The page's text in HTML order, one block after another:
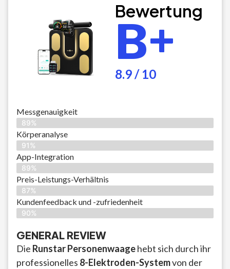
Bewertung
B+
8.9 / 10
Messgenauigkeit
89%
Körperanalyse
91%
App-Integration
89%
Preis-Leistungs-Verhältnis
87%
Kundenfeedback und -zufriedenheit
90%
GENERAL REVIEW
Die Runstar Personenwaagehebt sich durch ihr
professionelles 8-Elektroden-Systemvon der